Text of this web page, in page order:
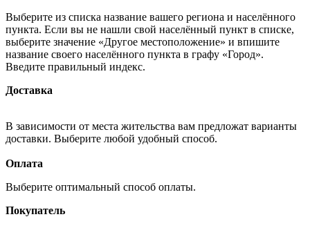
Выберите из списка название вашего региона и населённого
пункта. Если вы не нашли свой населённый пункт в списке,
выберите значение «Другое местоположение» и впишите
название своего населённого пункта в графу «Город».
Введите правильный индекс.
Доставка
В зависимости от места жительства вам предложат варианты
доставки. Выберите любой удобный способ.
Оплата
Выберите оптимальный способ оплаты.
Покупатель